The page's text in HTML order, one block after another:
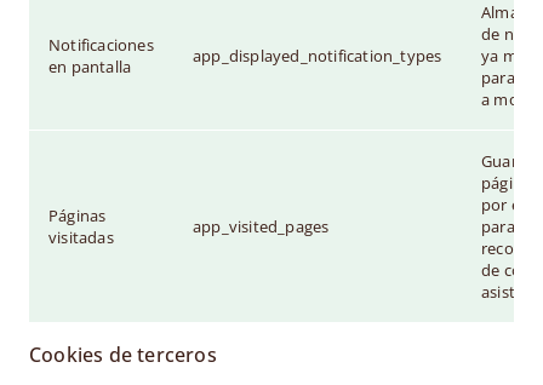
Notificaciones
en pantalla
app_displayed_notification_types
de
ya
para
a
Páginas
visitadas
app_visited_pages
Guarda
por el
para
de
Cookies de terceros